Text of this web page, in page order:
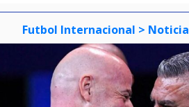
Futbol Internacional > Noticia